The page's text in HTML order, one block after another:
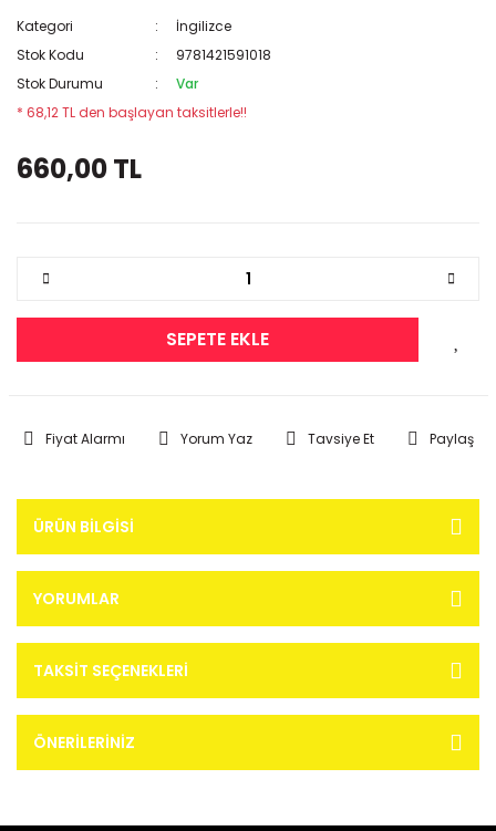
Kategori
İngilizce
Stok Kodu
9781421591018
Stok Durumu
Var
* 68,12 TL den başlayan taksitlerle!!
660,00 TL
SEPETE EKLE
Fiyat Alarmı Yorum Yaz Tavsiye Et Paylaş
ÜRÜN BILGISI
YORUMLAR
TAKSIT SEÇENEKLERI
ÖNERILERINIZ